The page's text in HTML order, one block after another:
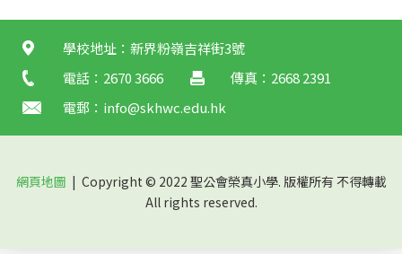
學校地址：新界粉嶺吉祥街3號
電話：2670 3666
傳真：2668 2391
電郵： info@skhwc.edu.hk
網頁地圖 | Copyright © 2022 聖公會榮真小學. 版權所有 不得轉載
All rights reserved.